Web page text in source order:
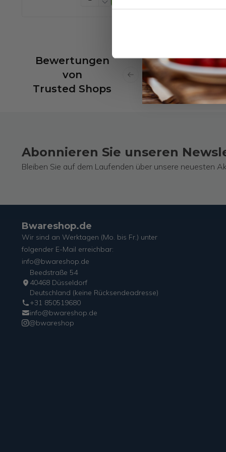
langlebig – Einfach
Bewertungen
von
Trusted Shops
Previous slide
Abonnieren Sie unseren
Bleiben Sie auf dem Laufenden über unsere neuesten
Bwareshop.de
Wir sind an Werktagen (Mo. bis Fr.) unter
folgender E-Mail erreichbar:
info@bwareshop.de
Beedstraße 54
40468 Düsseldorf
Deutschland (keine Rücksendeadresse)
+31 850519680
info@bwareshop.de
@bwareshop